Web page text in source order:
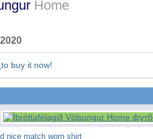
Home
to buy it now!
nice match worn shirt